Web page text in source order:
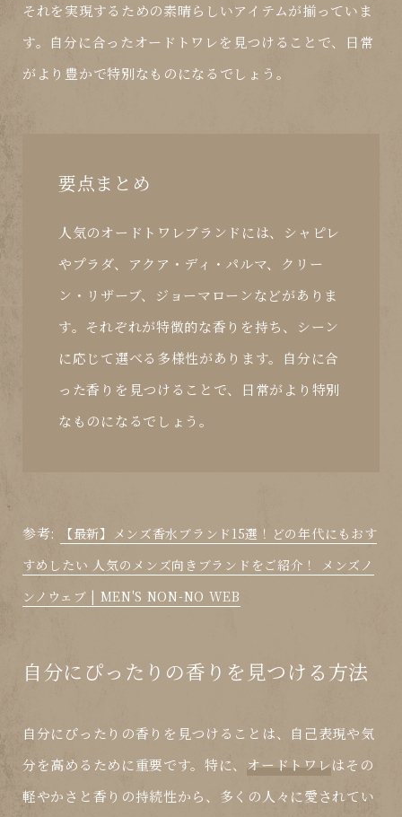
それを実現するための素晴らしいアイテムが揃っていま
す。自分に合ったオードトワレを見つけることで、日常
がより豊かで特別なものになるでしょう。
要点まとめ
人気のオードトワレブランドには、シャピレ
やプラダ、アクア・ディ・パルマ、クリー
ン・リザーブ、ジョーマローンなどがありま
す。それぞれが特徴的な香りを持ち、シーン
に応じて選べる多様性があります。自分に合
った香りを見つけることで、日常がより特別
なものになるでしょう。
参考:
【最新】メンズ香水ブランド15選！どの年代にもおす
すめしたい 人気のメンズ向きブランドをご紹介！ メンズノ
ンノウェブ | MEN'S NON-NO WEB
自分にぴったりの香りを見つける方法
自分にぴったりの香りを見つけることは、自己表現や気
分を高めるために重要です。特に、 オードトワレはその
軽やかさと香りの持続性から、多くの人々に愛されてい